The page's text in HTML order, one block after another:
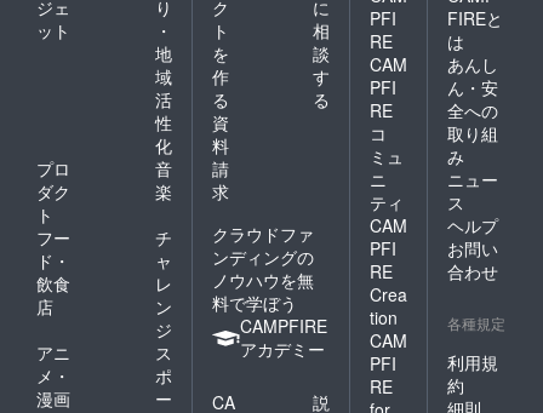
ジェ
ット
り
・
地
域
活
性
化
プロ
ダク
ト
音
楽
フー
ド・
飲食
店
チ
ャ
レ
ン
ジ
アニ
メ・
漫画
ス
ポ
ー
ク
ト
を
作
る
に
相
談
す
る
資
料
請
求
クラウドファ
ンディングの
ノウハウを無
料で学ぼう
CAMPFIRE
アカデミー
CA
説
PFI
RE
CAM
PFI
RE
コ
ミュ
ニ
ティ
CAM
PFI
RE
Crea
tion
CAM
PFI
RE
FIREと
は
あんし
ん・安
全への
取り組
み
ニュー
ス
ヘルプ
お問い
合わせ
各種規定
利用規
約